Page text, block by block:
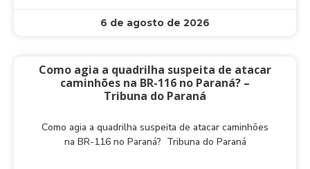
6 de agosto de 2026
Como agia a quadrilha suspeita de atacar
caminhões na BR-116 no Paraná? –
Tribuna do Paraná
Como agia a quadrilha suspeita de atacar caminhões
na BR-116 no Paraná? Tribuna do Paraná